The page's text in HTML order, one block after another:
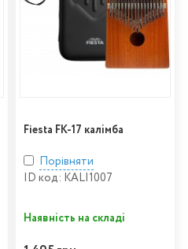
Fiesta FK-17 калімба
Порівняти
ID код: KALI1007
Наявність на складі